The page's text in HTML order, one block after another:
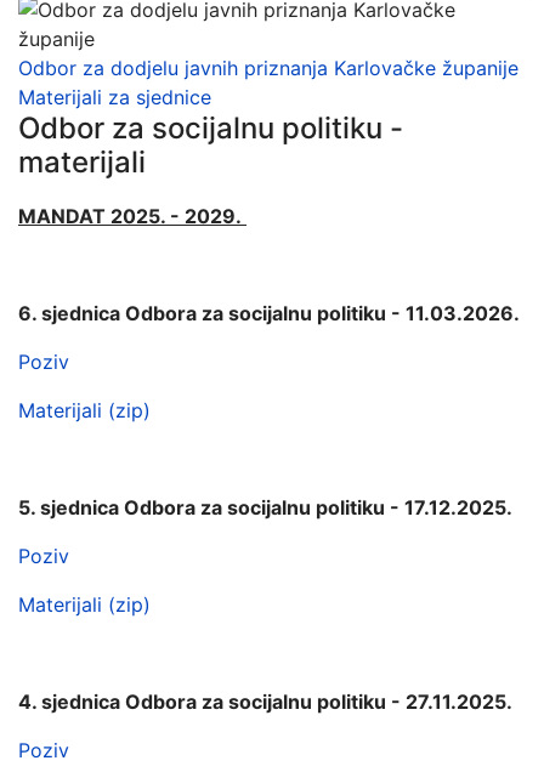
Odbor za dodjelu javnih priznanja Karlovačke županije
Materijali za sjednice
Odbor za socijalnu politiku -
materijali
MANDAT 2025. - 2029.
6. sjednica Odbora za socijalnu politiku - 11.03.2026.
Poziv
Materijali (zip)
5. sjednica Odbora za socijalnu politiku - 17.12.2025.
Poziv
Materijali (zip)
4. sjednica Odbora za socijalnu politiku - 27.11.2025.
Poziv